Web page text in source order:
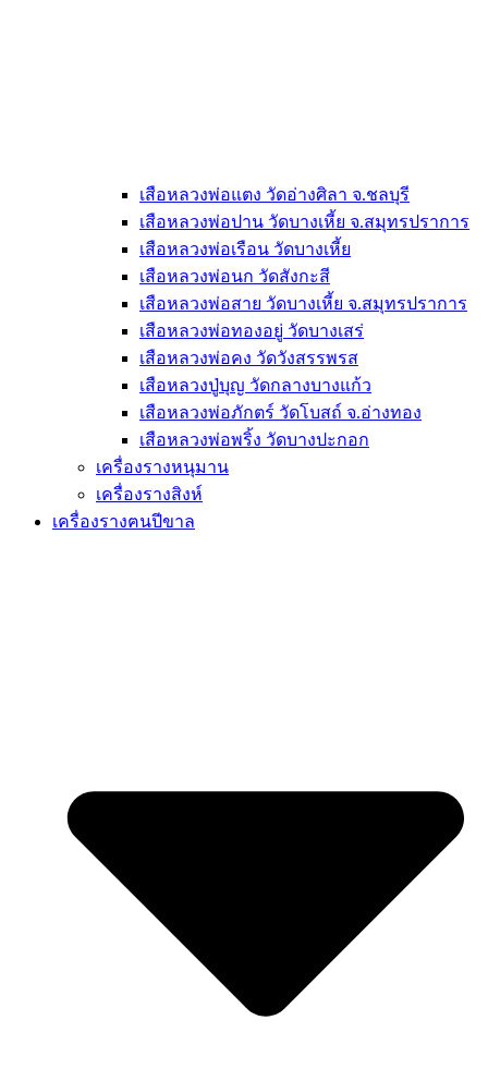
เสือหลวงพ่อแตง วัดอ่างศิลา จ.ชลบุรี
เสือหลวงพ่อปาน วัดบางเหี้ย จ.สมุทรปราการ
เสือหลวงพ่อเรือน วัดบางเหี้ย
เสือหลวงพ่อนก วัดสังกะสี
เสือหลวงพ่อสาย วัดบางเหี้ย จ.สมุทรปราการ
เสือหลวงพ่อทองอยู่ วัดบางเสร่
เสือหลวงพ่อคง วัดวังสรรพรส
เสือหลวงปู่บุญ วัดกลางบางแก้ว
เสือหลวงพ่อภักตร์ วัดโบสถ์ จ.อ่างทอง
เสือหลวงพ่อพริ้ง วัดบางปะกอก
เครื่องรางหนุมาน
เครื่องรางสิงห์
เครื่องรางฅนปีขาล